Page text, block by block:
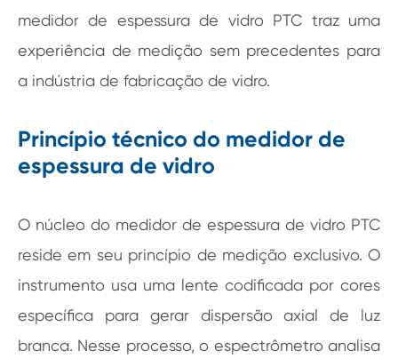
medidor de espessura de vidro PTC traz uma
experiência de medição sem precedentes para
a indústria de fabricação de vidro.
Princípio técnico do medidor de
espessura de vidro
O núcleo do medidor de espessura de vidro PTC
reside em seu princípio de medição exclusivo. O
instrumento usa uma lente codificada por cores
específica para gerar dispersão axial de luz
branca. Nesse processo, o espectrômetro analisa